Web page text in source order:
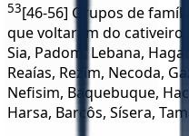
53[46-56] Grupos de
que voltaram do
Sia, Padom, Lebana,
Reaías, Rezim, Necoda,
Nefisim, Baquebuque,
Harsa, Barcôs, Sísera,